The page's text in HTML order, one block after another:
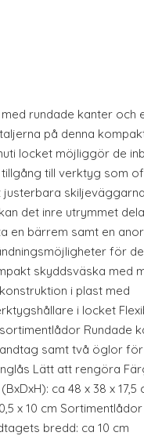
rundade kanter och
på denna
locket möjliggör de
till verktyg som
justerbara
det inre utrymmet
en bärrem samt en
för
skyddsväska med
i plast med
i locket
Rundade
samt två öglor
Lätt att rengöra
ca 48 x 38 x 17,5
x 10 cm
bredd: ca 10 cm